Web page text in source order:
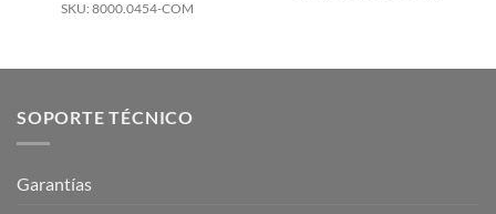
SKU: 8000.0454-COM
SOPORTE TÉCNICO
Garantías